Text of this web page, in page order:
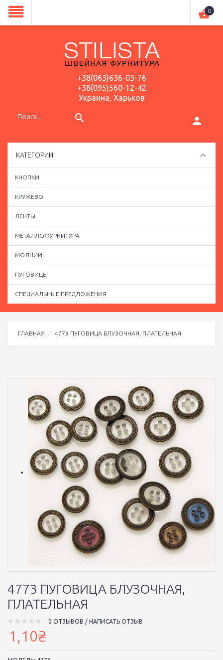
+38(063)636-03-76
+38(095)560-12-42
Украина, Харьков
0
КАТЕГОРИИ
КНОПКИ
КРУЖЕВО
ЛЕНТЫ
МЕТАЛЛОФУРНИТУРА
МОЛНИИ
ПУГОВИЦЫ
СПЕЦИАЛЬНЫЕ ПРЕДЛОЖЕНИЯ
ГЛАВНАЯ 4773 ПУГОВИЦА БЛУЗОЧНАЯ, ПЛАТЕЛЬНАЯ
4773 ПУГОВИЦА БЛУЗОЧНАЯ,
ПЛАТЕЛЬНАЯ
0 ОТЗЫВОВ / НАПИСАТЬ ОТЗЫВ
1,10₴